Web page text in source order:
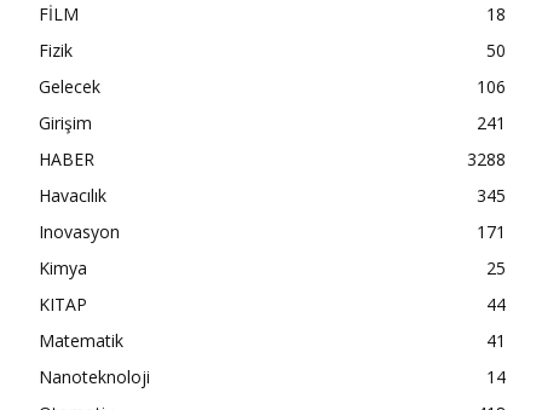
FİLM
18
Fizik
50
Gelecek
106
Girişim
241
HABER
3288
Havacılık
345
Inovasyon
171
Kimya
25
KITAP
44
Matematik
41
Nanoteknoloji
14